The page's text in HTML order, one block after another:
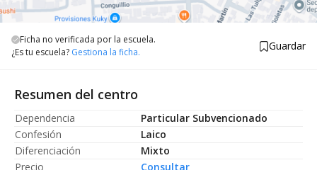
Ficha no verificada por la escuela.
¿Es tu escuela? Gestiona la ficha. Guardar
Resumen del centro
Dependencia
Particular Subvencionado
Confesión
Laico
Diferenciación
Mixto
Precio
Consultar